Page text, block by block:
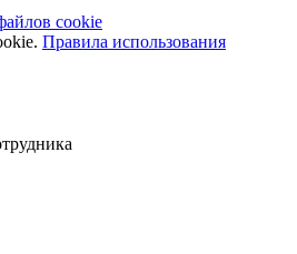
cookie
Правила использования